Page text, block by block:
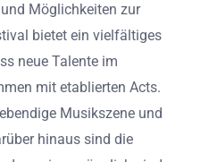
Möglichkeiten zur
bietet ein vielfältiges
neue Talente im
mit etablierten Acts.
Musikszene und
hinaus sind die